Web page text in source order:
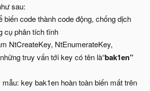
sau:
biến code thành code động, chống dịch
cụ phân tích tĩnh
NtCreateKey, NtEnumerateKey,
truy vấn tới key có tên là“bak1en”
key bak1en hoàn toàn biến mất trên